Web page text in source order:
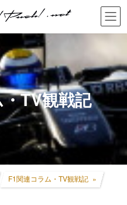
TV観戦記
F1関連コラム・TV観戦記